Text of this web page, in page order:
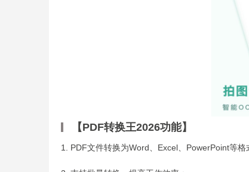
【PDF转换王2026功能】
1. PDF文件转换为Word、Excel、PowerPoint等格